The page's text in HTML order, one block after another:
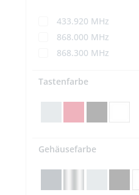
433.920 MHz
868.000 MHz
868.300 MHz
Tastenfarbe
Gehäusefarbe